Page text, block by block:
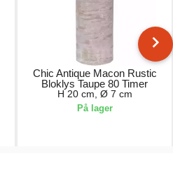
Chic Antique Macon Rustic
Bloklys Taupe 80 Timer
H 20 cm, Ø 7 cm
På lager